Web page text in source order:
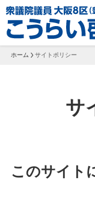
ホーム サイトポリシー
サ
このサイト